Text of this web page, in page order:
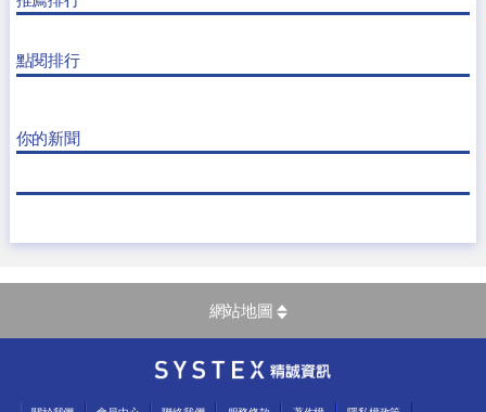
點閱排行
你的新聞
網站地圖